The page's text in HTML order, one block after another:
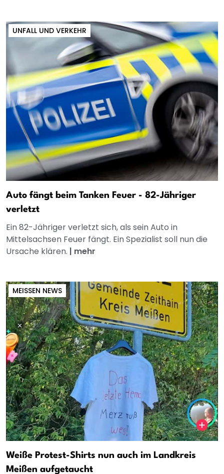
UNFALL UND VERKEHR
Auto fängt beim Tanken Feuer - 82-Jähriger
verletzt
Ein 82-Jähriger verletzt sich, als sein Auto in
Mittelsachsen Feuer fängt. Ein Spezialist soll nun die
Ursache klären. | mehr
MEISSEN NEWS
Weiße Protest-Shirts nun auch im Landkreis
Meißen aufgetaucht